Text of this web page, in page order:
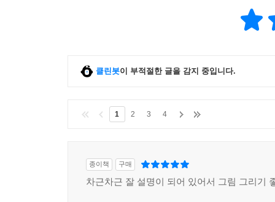
클린봇이 부적절한 글을 감지 중입니다.
1 2 3 4
종이책 구매
차근차근 잘 설명이 되어 있어서 그림 그리기